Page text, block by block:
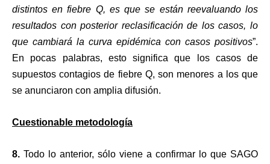
distintos en fiebre Q, es que se están reevaluando los
resultados con posterior reclasificación de los casos, lo
que cambiará la curva epidémica con casos positivos”.
En pocas palabras, esto significa que los casos de
supuestos contagios de fiebre Q, son menores a los que
se anunciaron con amplia difusión.
Cuestionable metodología
8. Todo lo anterior, sólo viene a confirmar lo que SAGO